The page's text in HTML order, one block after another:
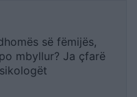
së fëmijës,
mbyllur? Ja çfarë